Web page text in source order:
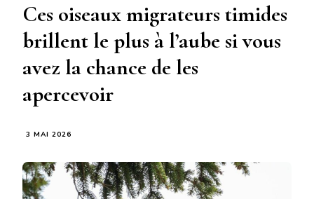
Ces oiseaux migrateurs timides
brillent le plus à l’aube si vous
avez la chance de les
apercevoir
3 MAI 2026